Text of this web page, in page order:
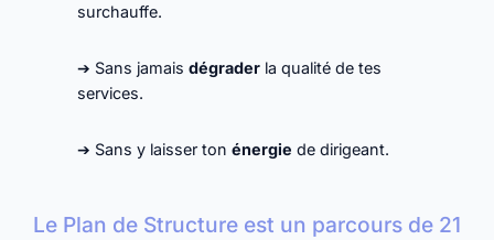
Le Plan de Structure est un parcours de 21
surchauffe.
➔ Sans jamais dégrader la qualité de tes
services.
➔ Sans y laisser ton énergie de dirigeant.